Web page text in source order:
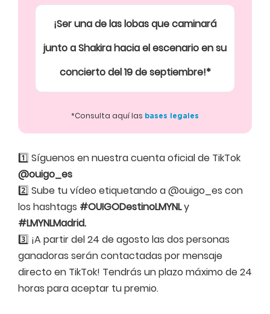
¡Ser una de las lobas que caminará
junto a Shakira hacia el escenario en su
concierto del 19 de septiembre!*
*Consulta aquí las bases legales
1️⃣ Síguenos en nuestra cuenta oficial de TikTok
@ouigo_es
2️⃣ Sube tu vídeo etiquetando a @ouigo_es con
los hashtags #OUIGODestinoLMYNLy
#LMYNLMadrid.
3️⃣ ¡A partir del 24 de agosto las dos personas
ganadoras serán contactadas por mensaje
directo en TikTok! Tendrás un plazo máximo de 24
horas para aceptar tu premio.